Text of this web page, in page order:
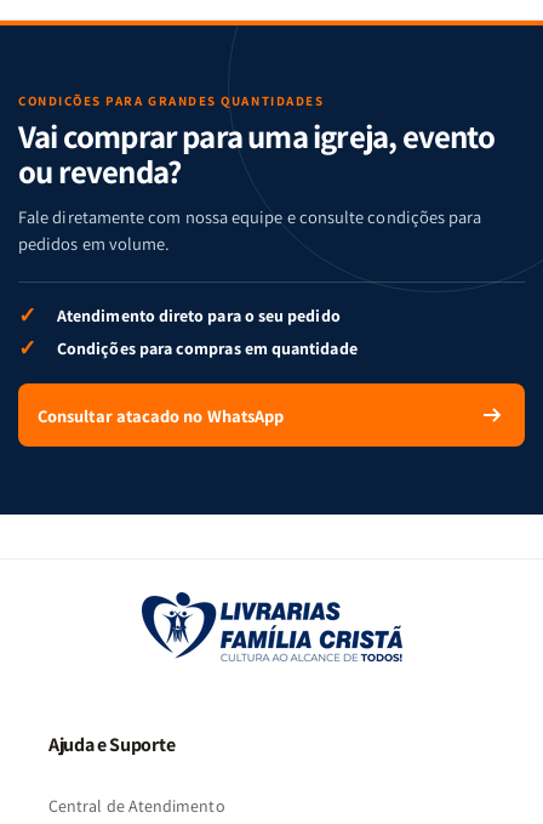
CONDIÇÕES PARA GRANDES QUANTIDADES
Vai comprar para uma igreja, evento
ou revenda?
Fale diretamente com nossa equipe e consulte condições para
pedidos em volume.
✓ Atendimento direto para o seu pedido
✓ Condições para compras em quantidade
Consultar atacado no WhatsApp
Ajuda e Suporte
Central de Atendimento